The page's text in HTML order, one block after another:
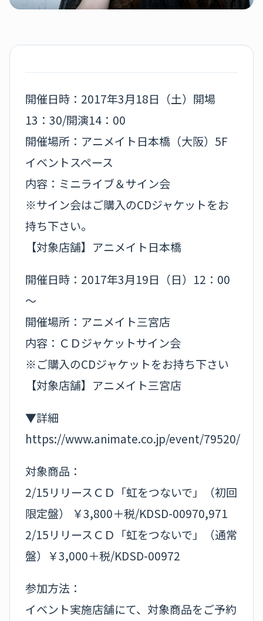
開催日時：2017年3月18日（土）開場
13：30/開演14：00
開催場所：アニメイト日本橋（大阪）5F
イベントスペース
内容：ミニライブ＆サイン会
※サイン会はご購入のCDジャケットをお
持ち下さい。
【対象店舗】アニメイト日本橋
開催日時：2017年3月19日（日）12：00
～
開催場所：アニメイト三宮店
内容：ＣＤジャケットサイン会
※ご購入のCDジャケットをお持ち下さい
【対象店舗】アニメイト三宮店
▼詳細
https://www.animate.co.jp/event/79520/
対象商品：
2/15リリースＣＤ「虹をつないで」（初回
限定盤） ￥3,800＋税/KDSD-00970,971
2/15リリースＣＤ「虹をつないで」（通常
盤）￥3,000＋税/KDSD-00972
参加方法：
イベント実施店舗にて、対象商品をご予約